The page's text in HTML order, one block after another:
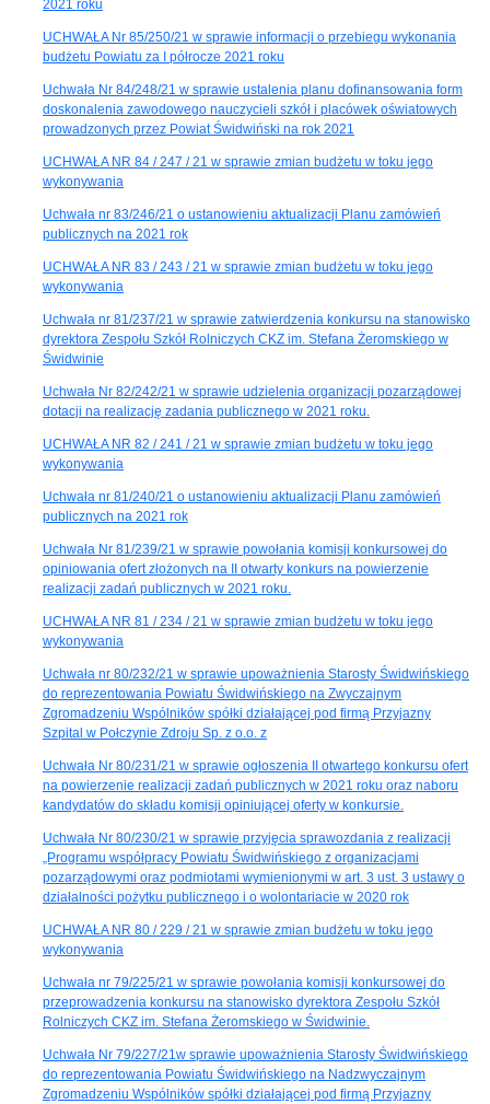
2021 roku
UCHWAŁA Nr 85/250/21 w sprawie informacji o przebiegu wykonania
budżetu Powiatu za I półrocze 2021 roku
Uchwała Nr 84/248/21 w sprawie ustalenia planu dofinansowania form
doskonalenia zawodowego nauczycieli szkół i placówek oświatowych
prowadzonych przez Powiat Świdwiński na rok 2021
UCHWAŁA NR 84 / 247 / 21 w sprawie zmian budżetu w toku jego
wykonywania
Uchwała nr 83/246/21 o ustanowieniu aktualizacji Planu zamówień
publicznych na 2021 rok
UCHWAŁA NR 83 / 243 / 21 w sprawie zmian budżetu w toku jego
wykonywania
Uchwała nr 81/237/21 w sprawie zatwierdzenia konkursu na stanowisko
dyrektora Zespołu Szkół Rolniczych CKZ im. Stefana Żeromskiego w
Świdwinie
Uchwała Nr 82/242/21 w sprawie udzielenia organizacji pozarządowej
dotacji na realizację zadania publicznego w 2021 roku.
UCHWAŁA NR 82 / 241 / 21 w sprawie zmian budżetu w toku jego
wykonywania
Uchwała nr 81/240/21 o ustanowieniu aktualizacji Planu zamówień
publicznych na 2021 rok
Uchwała Nr 81/239/21 w sprawie powołania komisji konkursowej do
opiniowania ofert złożonych na II otwarty konkurs na powierzenie
realizacji zadań publicznych w 2021 roku.
UCHWAŁA NR 81 / 234 / 21 w sprawie zmian budżetu w toku jego
wykonywania
Uchwała nr 80/232/21 w sprawie upoważnienia Starosty Świdwińskiego
do reprezentowania Powiatu Świdwińskiego na Zwyczajnym
Zgromadzeniu Wspólników spółki działającej pod firmą Przyjazny
Szpital w Połczynie Zdroju Sp. z o.o. z
Uchwała Nr 80/231/21 w sprawie ogłoszenia II otwartego konkursu ofert
na powierzenie realizacji zadań publicznych w 2021 roku oraz naboru
kandydatów do składu komisji opiniującej oferty w konkursie.
Uchwała Nr 80/230/21 w sprawie przyjęcia sprawozdania z realizacji
„Programu współpracy Powiatu Świdwińskiego z organizacjami
pozarządowymi oraz podmiotami wymienionymi w art. 3 ust. 3 ustawy o
działalności pożytku publicznego i o wolontariacie w 2020 rok
UCHWAŁA NR 80 / 229 / 21 w sprawie zmian budżetu w toku jego
wykonywania
Uchwała nr 79/225/21 w sprawie powołania komisji konkursowej do
przeprowadzenia konkursu na stanowisko dyrektora Zespołu Szkół
Rolniczych CKZ im. Stefana Żeromskiego w Świdwinie.
Uchwała Nr 79/227/21w sprawie upoważnienia Starosty Świdwińskiego
do reprezentowania Powiatu Świdwińskiego na Nadzwyczajnym
Zgromadzeniu Wspólników spółki działającej pod firmą Przyjazny